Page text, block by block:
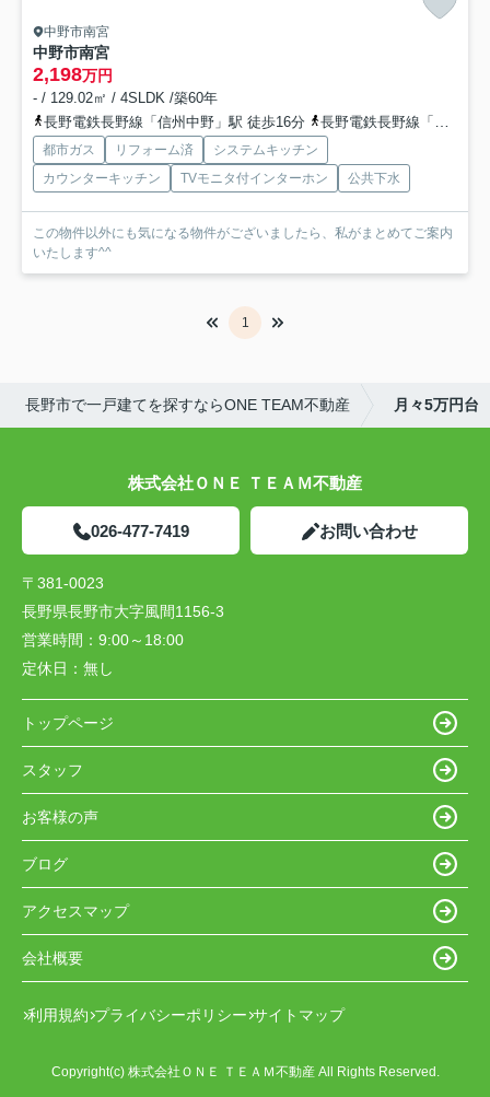
中野市南宮
中野市南宮
2,198万円
- / 129.02㎡ / 4SLDK /築60年
長野電鉄長野線「信州中野」駅 徒歩16分
長野電鉄長野線「延徳」駅 徒歩20分
都市ガス リフォーム済
システムキッチン
カウンターキッチン
TVモニタ付インターホン 公共下水
この物件以外にも気になる物件がございましたら、私がまとめてご案内
いたします^^
1
長野市で一戸建てを探すならONE TEAM不動産 月々5万円台
株式会社ＯＮＥ ＴＥＡＭ不動産
026-477-7419 お問い合わせ
〒381-0023
長野県長野市大字風間1156-3
営業時間： 9:00～18:00
定休日： 無し
トップページ
スタッフ
お客様の声
ブログ
アクセスマップ
会社概要
利用規約 プライバシーポリシー サイトマップ
Copyright(c) 株式会社ＯＮＥ ＴＥＡＭ不動産 All Rights Reserved.